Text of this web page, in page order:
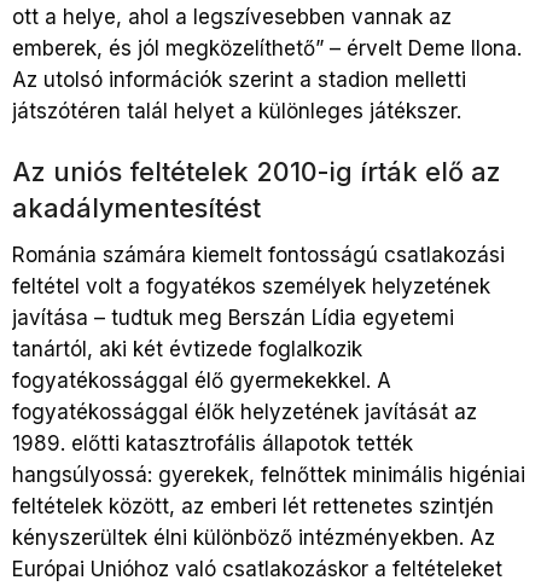
ott a helye, ahol a legszívesebben vannak az
emberek, és jól megközelíthető” – érvelt Deme Ilona.
Az utolsó információk szerint a stadion melletti
játszótéren talál helyet a különleges játékszer.
Az uniós feltételek 2010-ig írták elő az
akadálymentesítést
Románia számára kiemelt fontosságú csatlakozási
feltétel volt a fogyatékos személyek helyzetének
javítása – tudtuk meg Berszán Lídia egyetemi
tanártól, aki két évtizede foglalkozik
fogyatékossággal élő gyermekekkel. A
fogyatékossággal élők helyzetének javítását az
1989. előtti katasztrofális állapotok tették
hangsúlyossá: gyerekek, felnőttek minimális higéniai
feltételek között, az emberi lét rettenetes szintjén
kényszerültek élni különböző intézményekben. Az
Európai Unióhoz való csatlakozáskor a feltételeket